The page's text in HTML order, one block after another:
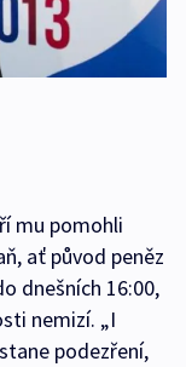
mu pomohli
ať původ peněz
dnešních 16:00,
nemizí. „I
podezření,